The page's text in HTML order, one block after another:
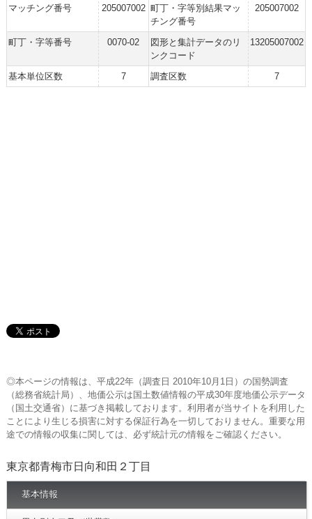
マッチング番号 205007002 町丁・字等別結果マッ
チング番号
205007002
町丁・字等番号 0070-02
図形と集計データのリ
ンクコード
13205007002
基本単位区数 7 調査区数 7
◎本ページの情報は、平成22年（調査日 2010年10月1日）の国勢調査
（総務省統計局）、地価公示は国土数値情報の平成30年度地価公示データ
（国土交通省）に基づき掲載しております。利用者が当サイトを利用した
ことにより生じる損害に対する保証行為を一切しておりません。重要な用
途での情報の収集に関しては、必ず統計元の情報をご確認ください。
東京都青梅市日向和田２丁目
基本情報